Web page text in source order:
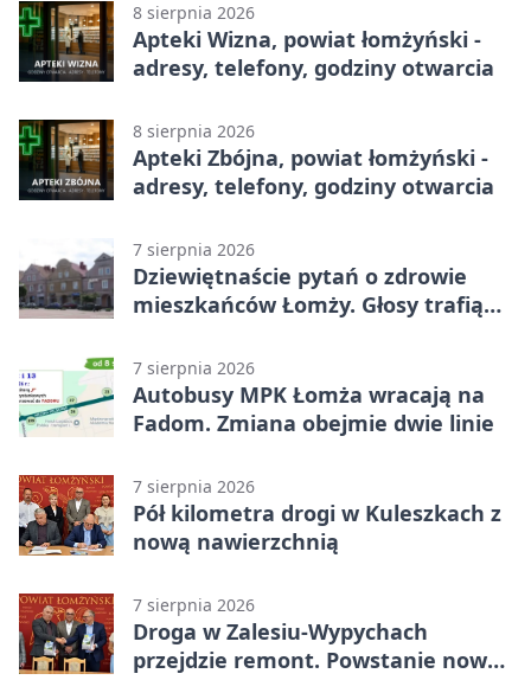
8 sierpnia 2026
Apteki Wizna, powiat łomżyński -
adresy, telefony, godziny otwarcia
8 sierpnia 2026
Apteki Zbójna, powiat łomżyński -
adresy, telefony, godziny otwarcia
7 sierpnia 2026
Dziewiętnaście pytań o zdrowie
mieszkańców Łomży. Głosy trafią
7 sierpnia 2026
Autobusy MPK Łomża wracają na
Fadom. Zmiana obejmie dwie linie
7 sierpnia 2026
Pół kilometra drogi w Kuleszkach z
nową nawierzchnią
7 sierpnia 2026
Droga w Zalesiu-Wypychach
przejdzie remont. Powstanie nowa